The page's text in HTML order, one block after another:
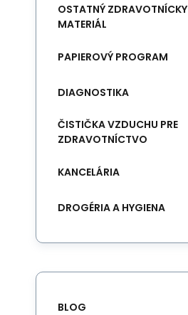
OSTATNÝ ZDRAVOTNÍCKY
MATERIÁL
PAPIEROVÝ PROGRAM
DIAGNOSTIKA
ČISTIČKA VZDUCHU PRE
ZDRAVOTNÍCTVO
KANCELÁRIA
DROGÉRIA A HYGIENA
BLOG